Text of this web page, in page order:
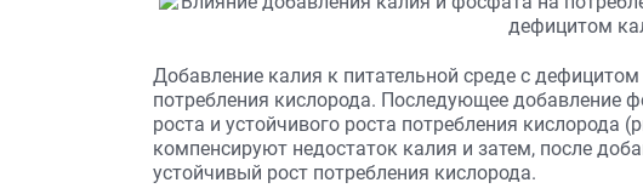
Добавление калия к питательной среде с
потребления кислорода. Последующее добавление
роста и устойчивого роста потребления кислорода
компенсируют недостаток калия и затем, после
устойчивый рост потребления кислорода.